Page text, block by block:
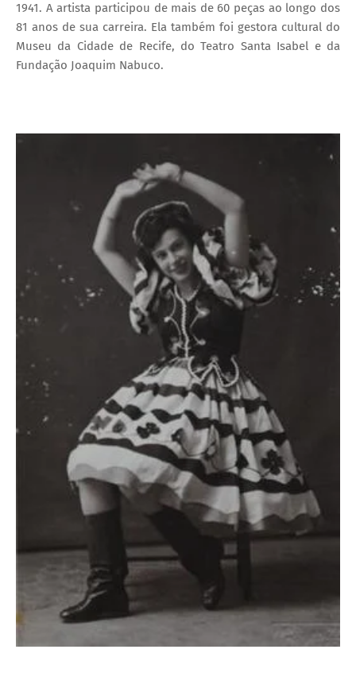
1941. A artista participou de mais de 60 peças ao longo dos
81 anos de sua carreira. Ela também foi gestora cultural do
Museu da Cidade de Recife, do Teatro Santa Isabel e da
Fundação Joaquim Nabuco.